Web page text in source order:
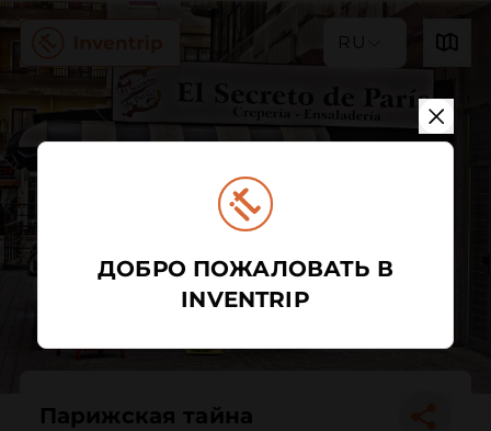
RU
Парижская тайна
ДОБРО ПОЖАЛОВАТЬ В
INVENTRIP